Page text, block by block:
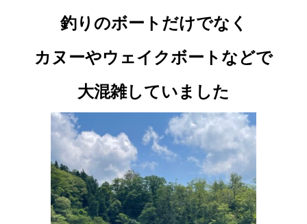
釣りのボートだけでなく
カヌーやウェイクボートなどで
大混雑していました